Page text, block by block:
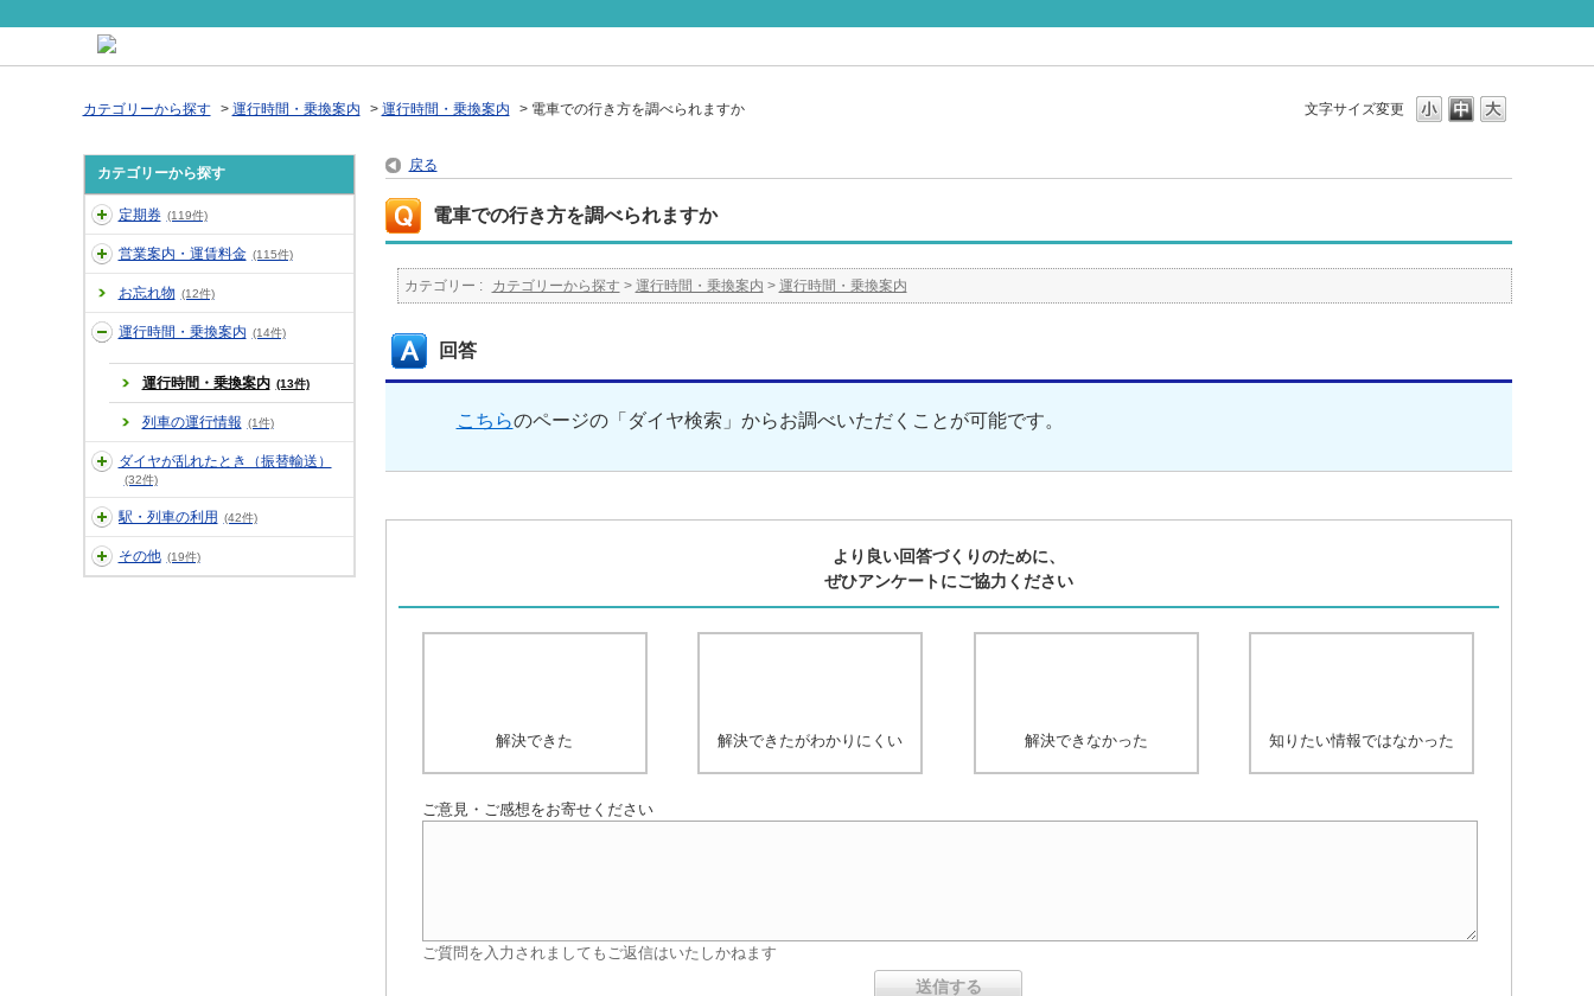
文字サイズ変更
カテゴリーから探す > 運行時間・乗換案内 > 運行時間・乗換案内 > 電車での行き方を調べられますか
カテゴリーから探す
定期券 (119件)
営業案内・運賃料金 (115件)
お忘れ物 (12件)
運行時間・乗換案内 (14件)
運行時間・乗換案内 (13件)
列車の運行情報 (1件)
ダイヤが乱れたとき（振替輸送）
(32件)
駅・列車の利用 (42件)
その他 (19件)
戻る
電車での行き方を調べられますか
カテゴリー : カテゴリーから探す > 運行時間・乗換案内 > 運行時間・乗換案内
回答
こちらのページの「ダイヤ検索」からお調べいただくことが可能です。
より良い回答づくりのために、
ぜひアンケートにご協力ください
解決できた 解決できたがわかりにくい 解決できなかった 知りたい情報ではなかった
ご意見・ご感想をお寄せください
ご質問を入力されましてもご返信はいたしかねます